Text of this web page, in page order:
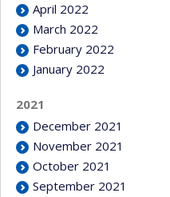
April 2022
March 2022
February 2022
January 2022
2021
December 2021
November 2021
October 2021
September 2021